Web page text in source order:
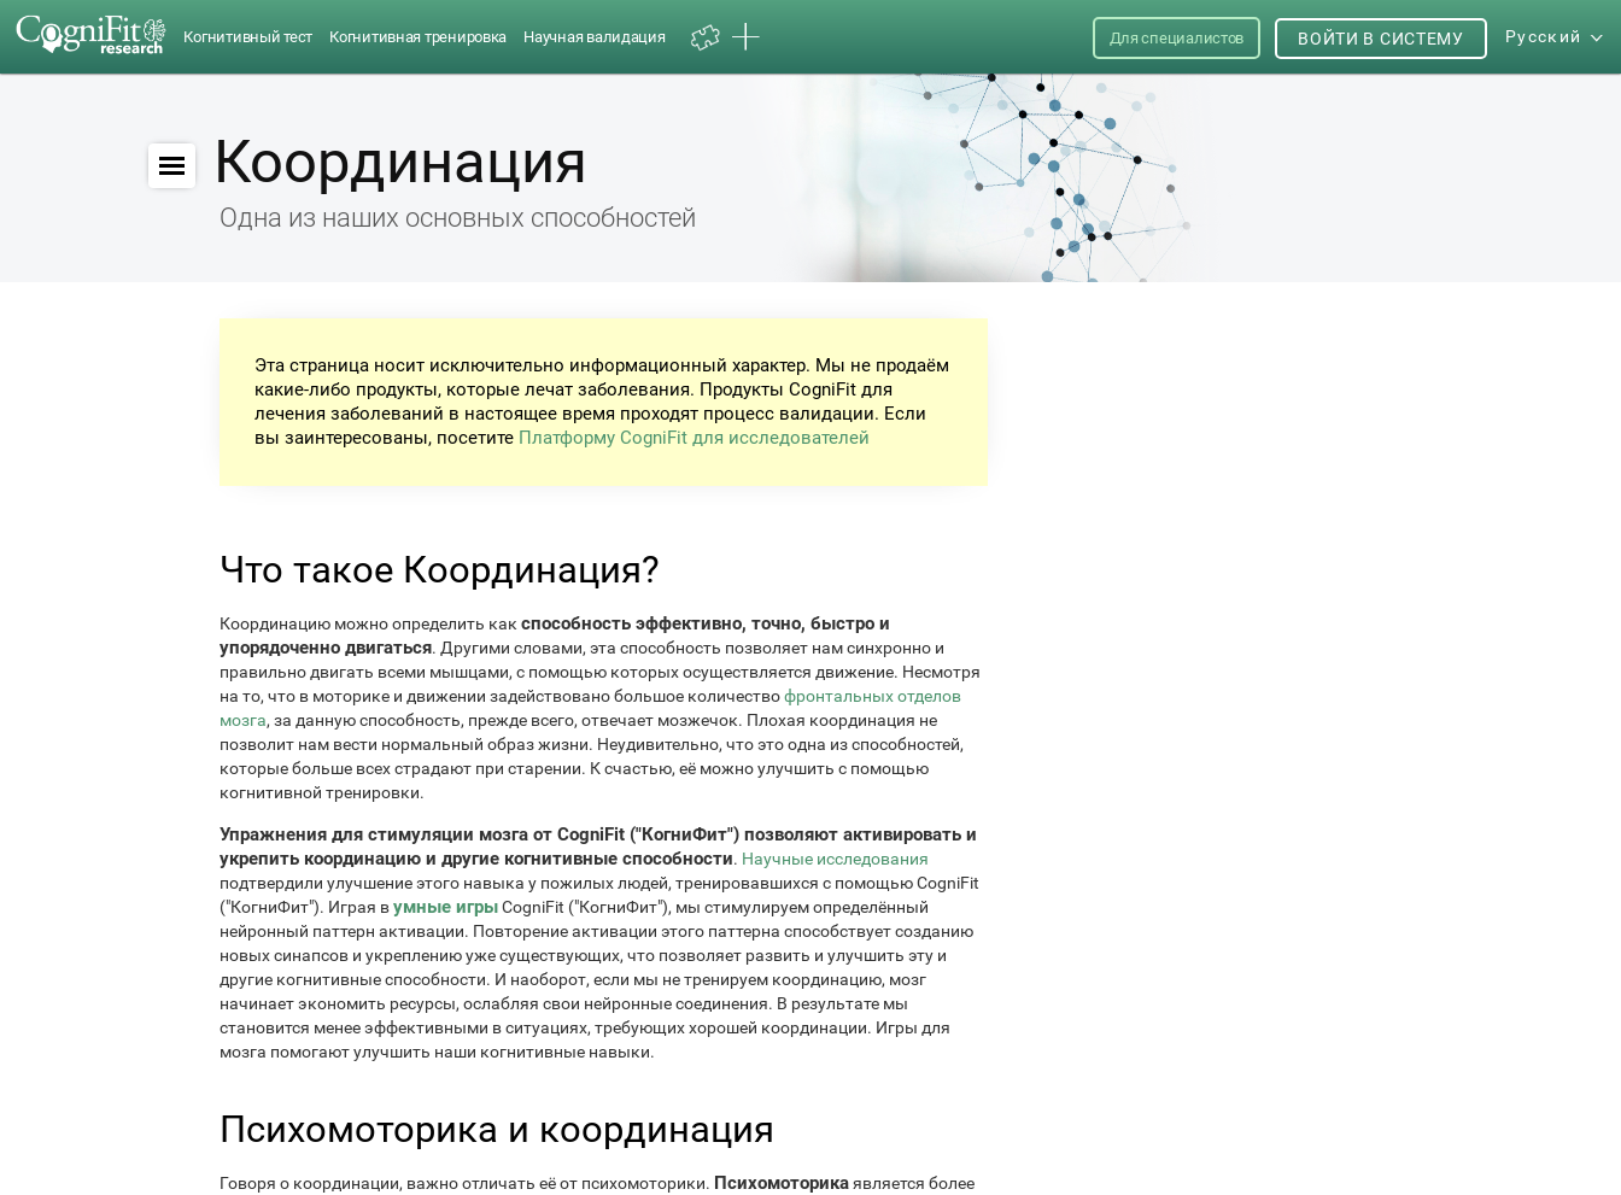
Когнитивный тест Когнитивная тренировка Научная валидация Для специалистов Русский
ВОЙТИ В СИСТЕМУ
Координация
Одна из наших основных способностей
Эта страница носит исключительно информационный характер. Мы не продаём
какие-либо продукты, которые лечат заболевания. Продукты CogniFit для
лечения заболеваний в настоящее время проходят процесс валидации. Если
вы заинтересованы, посетите Платформу CogniFit для исследователей
Что такое Координация?
Координацию можно определить как способность эффективно, точно, быстро и
упорядоченно двигаться. Другими словами, эта способность позволяет нам синхронно и
правильно двигать всеми мышцами, с помощью которых осуществляется движение. Несмотря
на то, что в моторике и движении задействовано большое количествофронтальных отделов
мозга, за данную способность, прежде всего, отвечает мозжечок. Плохая координация не
позволит нам вести нормальный образ жизни. Неудивительно, что это одна из способностей,
которые больше всех страдают при старении. К счастью, её можно улучшить с помощью
когнитивной тренировки.
Упражнения для стимуляции мозга от CogniFit ("КогниФит") позволяют активировать и
укрепить координацию и другие когнитивные способности. Научные исследования
подтвердили улучшение этого навыка у пожилых людей, тренировавшихся с помощью CogniFit
("КогниФит"). Играя вумные игрыCogniFit ("КогниФит"), мы стимулируем определённый
нейронный паттерн активации. Повторение активации этого паттерна способствует созданию
новых синапсов и укреплению уже существующих, что позволяет развить и улучшить эту и
другие когнитивные способности. И наоборот, если мы не тренируем координацию, мозг
начинает экономить ресурсы, ослабляя свои нейронные соединения. В результате мы
становится менее эффективными в ситуациях, требующих хорошей координации. Игры для
мозга помогают улучшить наши когнитивные навыки.
Психомоторика и координация
Говоря о координации, важно отличать её от психомоторики. Психомоторикаявляется более